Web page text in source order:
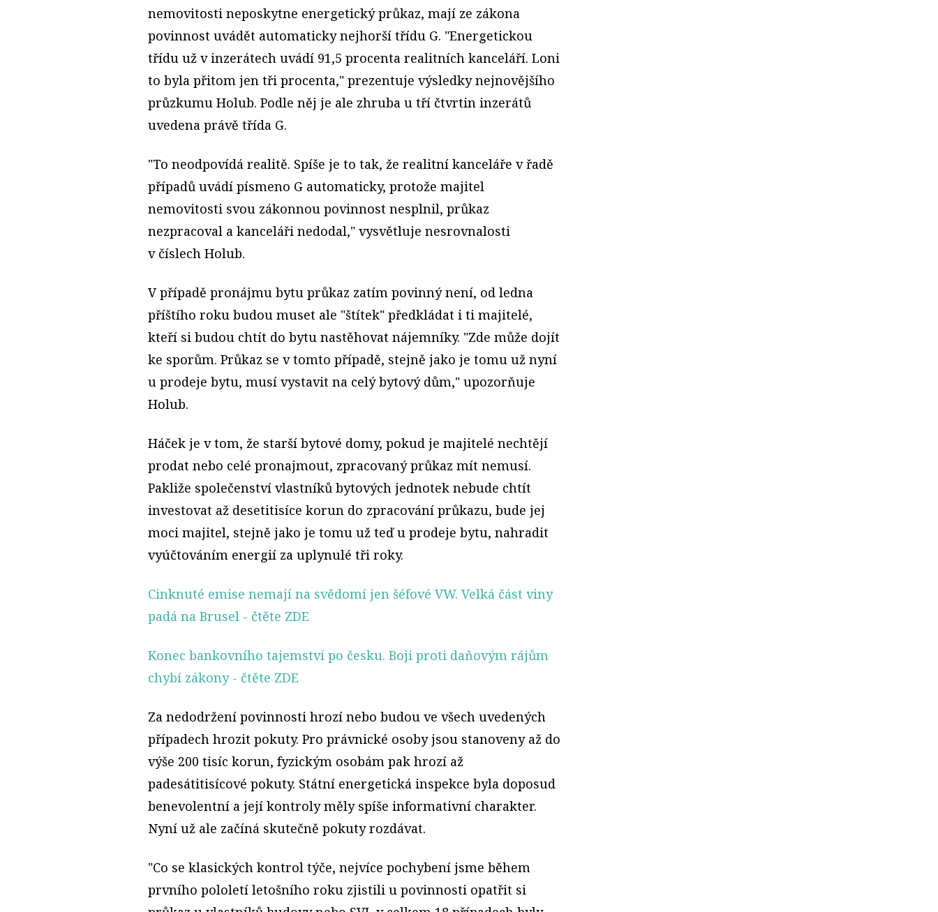
nemovitosti neposkytne energetický průkaz, mají ze zákona
povinnost uvádět automaticky nejhorší třídu G. "Energetickou
třídu už v inzerátech uvádí 91,5 procenta realitních kanceláří. Loni
to byla přitom jen tři procenta," prezentuje výsledky nejnovějšího
průzkumu Holub. Podle něj je ale zhruba u tří čtvrtin inzerátů
uvedena právě třída G.
"To neodpovídá realitě. Spíše je to tak, že realitní kanceláře v řadě
případů uvádí písmeno G automaticky, protože majitel
nemovitosti svou zákonnou povinnost nesplnil, průkaz
nezpracoval a kanceláři nedodal," vysvětluje nesrovnalosti
v číslech Holub.
V případě pronájmu bytu průkaz zatím povinný není, od ledna
příštího roku budou muset ale "štítek" předkládat i ti majitelé,
kteří si budou chtít do bytu nastěhovat nájemníky. "Zde může dojít
ke sporům. Průkaz se v tomto případě, stejně jako je tomu už nyní
u prodeje bytu, musí vystavit na celý bytový dům," upozorňuje
Holub.
Háček je v tom, že starší bytové domy, pokud je majitelé nechtějí
prodat nebo celé pronajmout, zpracovaný průkaz mít nemusí.
Pakliže společenství vlastníků bytových jednotek nebude chtít
investovat až desetitisíce korun do zpracování průkazu, bude jej
moci majitel, stejně jako je tomu už teď u prodeje bytu, nahradit
vyúčtováním energií za uplynulé tři roky.
Cinknuté emise nemají na svědomí jen šéfové VW. Velká část viny
padá na Brusel - čtěte ZDE
Konec bankovního tajemství po česku. Boji proti daňovým rájům
chybí zákony- čtěte ZDE
Za nedodržení povinnosti hrozí nebo budou ve všech uvedených
případech hrozit pokuty. Pro právnické osoby jsou stanoveny až do
výše 200 tisíc korun, fyzickým osobám pak hrozí až
padesátitisícové pokuty. Státní energetická inspekce byla doposud
benevolentní a její kontroly měly spíše informativní charakter.
Nyní už ale začíná skutečně pokuty rozdávat.
"Co se klasických kontrol týče, nejvíce pochybení jsme během
prvního pololetí letošního roku zjistili u povinnosti opatřit si